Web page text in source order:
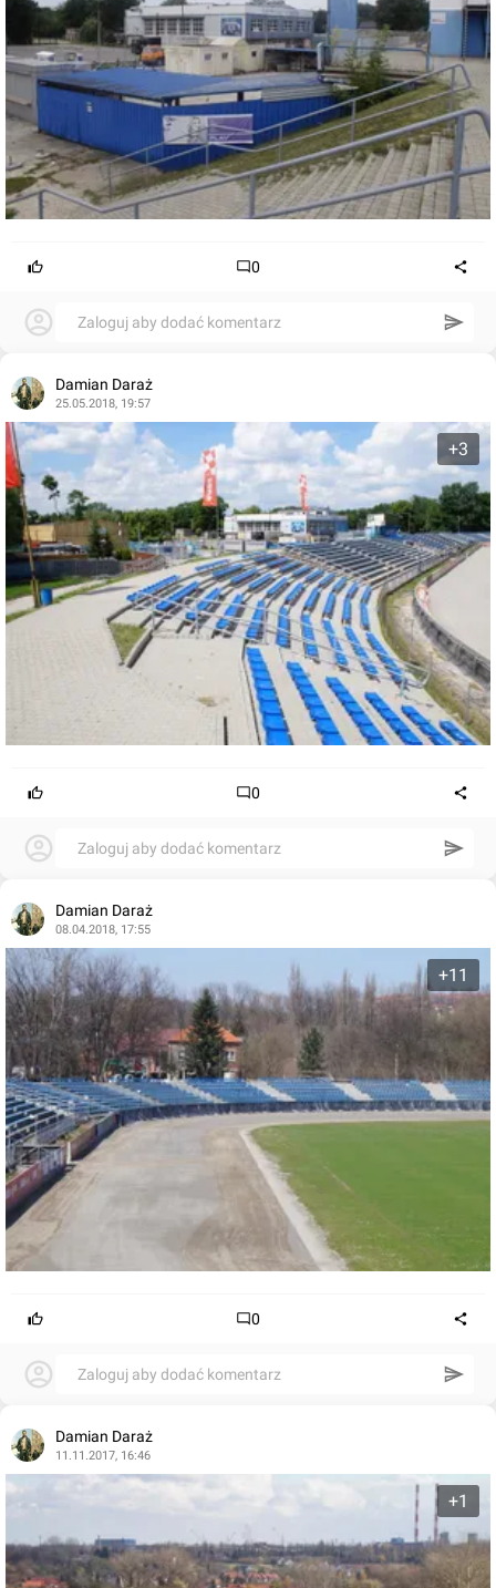
0
Zaloguj aby dodać komentarz
Damian Daraż
25.05.2018, 19:57
+3
0
Zaloguj aby dodać komentarz
Damian Daraż
08.04.2018, 17:55
+11
0
Zaloguj aby dodać komentarz
Damian Daraż
11.11.2017, 16:46
+1